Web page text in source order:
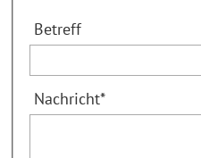
Betreff
Nachricht*